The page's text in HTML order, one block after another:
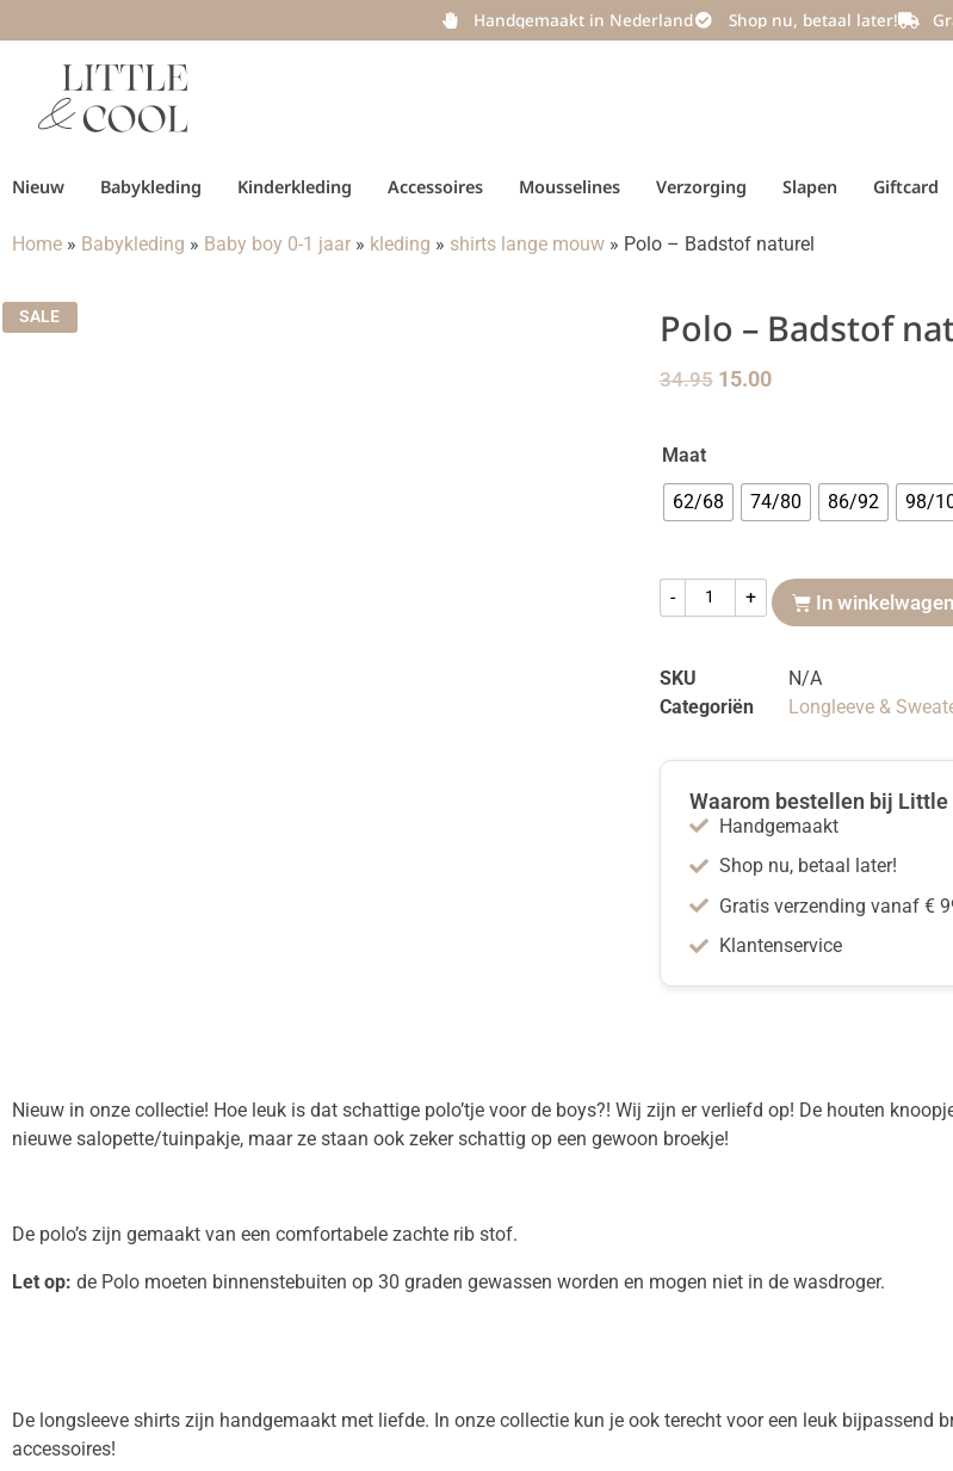
Handgemaakt in Nederland Shop nu, betaal later!
Nieuw Babykleding Kinderkleding Accessoires Mousselines Verzorging Slapen Giftcard
Home » Babykleding » Baby boy 0-1 jaar » kleding » shirts lange mouw » Polo – Badstof naturel
SALE Polo – Badstof
34.95 15.00
Maat
62/68 74/80 86/92 98/
- + In winkelwagen
SKU
N/A
Categoriën
Longleeve &
Waarom bestellen bij Little
Handgemaakt
Shop nu, betaal later!
Gratis verzending vanaf €
Klantenservice
Nieuw in onze collectie! Hoe leuk is dat schattige polo’tje voor de boys?! Wij zijn er verliefd op! De houten
nieuwe salopette/tuinpakje, maar ze staan ook zeker schattig op een gewoon broekje!
De polo’s zijn gemaakt van een comfortabele zachte rib stof.
Let op: de Polo moeten binnenstebuiten op 30 graden gewassen worden en mogen niet in de wasdroger.
De longsleeve shirts zijn handgemaakt met liefde. In onze collectie kun je ook terecht voor een leuk
accessoires!